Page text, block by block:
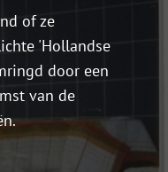
of ze
'Hollandse
door een
van de